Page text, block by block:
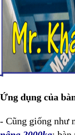
Ứng dụng của
- Cũng giống như